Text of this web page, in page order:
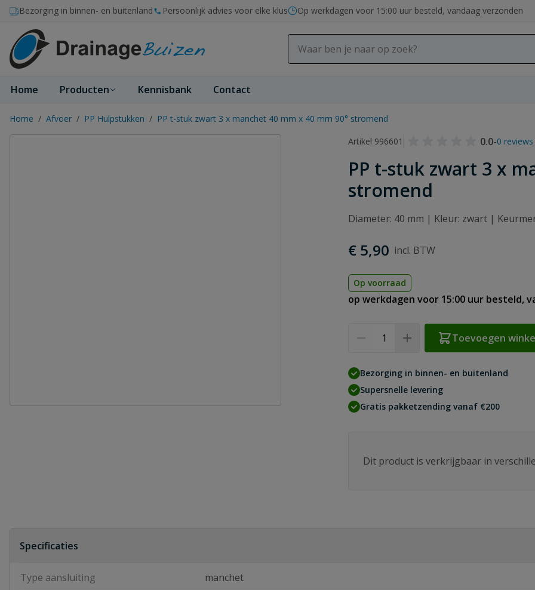
Ga naar de inhoud
Bezorging in binnen- en buitenland Persoonlijk advies voor elke klus Op werkdagen voor 15:00 uur besteld, vandaag verzonden
Home Producten Kennisbank Contact
Home / Afvoer / PP Hulpstukken / PP t-stuk zwart 3 x manchet 40 mm x 40 mm 90° stromend
Artikel 996601
0.0-0 reviews
PP t-stuk zwart 3 x
stromend
Diameter: 40 mm | Kleur: zwart |
€ 5,90
Op voorraad
op werkdagen voor 15:00 uur besteld,
Toevoegen
Bezorging in binnen- en buitenland
Supersnelle levering
Gratis pakketzending vanaf €200
Dit product is verkrijgbaar in
Specificaties
Type aansluiting manchet